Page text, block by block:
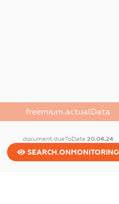
freemium.actualData
document.dueToDate 20.04.24
SEARCH.ONMONITORING